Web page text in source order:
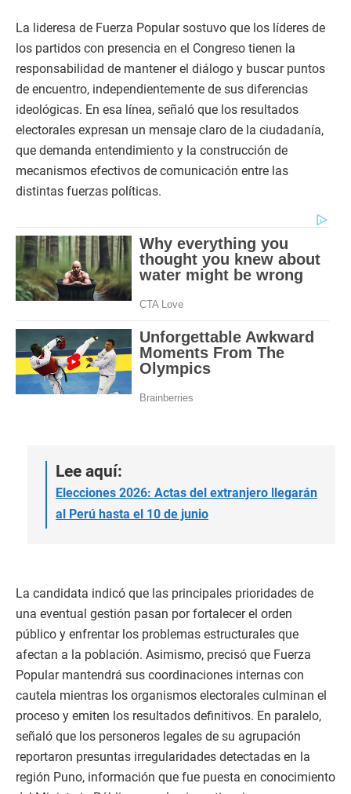
La lideresa de Fuerza Popular sostuvo que los líderes de
los partidos con presencia en el Congreso tienen la
responsabilidad de mantener el diálogo y buscar puntos
de encuentro, independientemente de sus diferencias
ideológicas. En esa línea, señaló que los resultados
electorales expresan un mensaje claro de la ciudadanía,
que demanda entendimiento y la construcción de
mecanismos efectivos de comunicación entre las
distintas fuerzas políticas.
Lee aquí:
Elecciones 2026: Actas del extranjero llegarán
al Perú hasta el 10 de junio
La candidata indicó que las principales prioridades de
una eventual gestión pasan por fortalecer el orden
público y enfrentar los problemas estructurales que
afectan a la población. Asimismo, precisó que Fuerza
Popular mantendrá sus coordinaciones internas con
cautela mientras los organismos electorales culminan el
proceso y emiten los resultados definitivos. En paralelo,
señaló que los personeros legales de su agrupación
reportaron presuntas irregularidades detectadas en la
región Puno, información que fue puesta en conocimiento